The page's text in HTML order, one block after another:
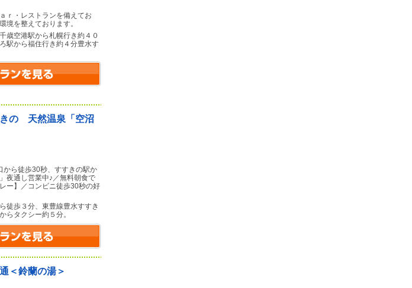
ｒ・レストランを備えてお
境を整えております。
歳空港駅から札幌行き約４０
駅から福住行き約４分豊水す
きの 天然温泉「空沼
から徒歩30秒、すすきの駅か
夜通し営業中♪／無料朝食で
ー】／コンビニ徒歩30秒の好
徒歩３分、東豊線豊水すすき
らタクシー約５分。
＜鈴蘭の湯＞